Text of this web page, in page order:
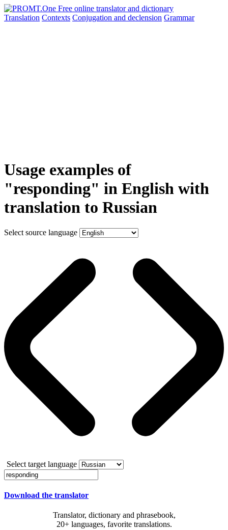
Translation Contexts Conjugation and declension Grammar
Usage examples of
"responding" in English with
translation to Russian
Select source language
Select target language
Download the translator
Translator, dictionary and phrasebook,
20+ languages, favorite translations.